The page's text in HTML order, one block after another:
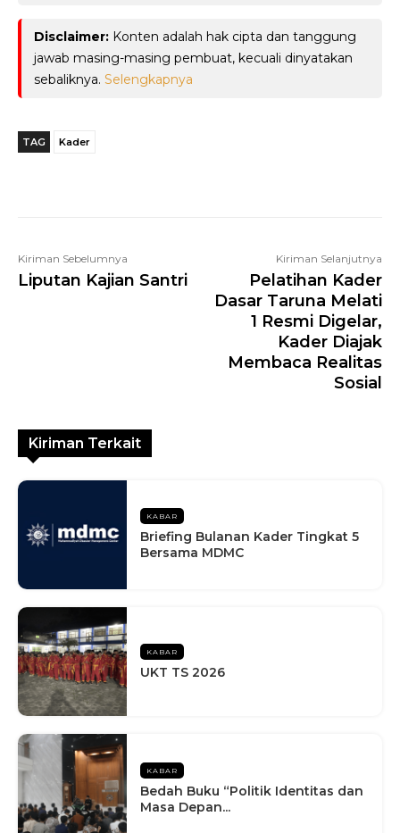
Disclaimer: Konten adalah hak cipta dan tanggung
jawab masing-masing pembuat, kecuali dinyatakan
sebaliknya. Selengkapnya
TAG Kader
Kiriman Sebelumnya
Liputan Kajian Santri
Kiriman Selanjutnya
Pelatihan Kader
Dasar Taruna Melati
1 Resmi Digelar,
Kader Diajak
Membaca Realitas
Sosial
Kiriman Terkait
KABAR
Briefing Bulanan Kader Tingkat 5
Bersama MDMC
KABAR
UKT TS 2026
KABAR
Bedah Buku “Politik Identitas dan
Masa Depan...